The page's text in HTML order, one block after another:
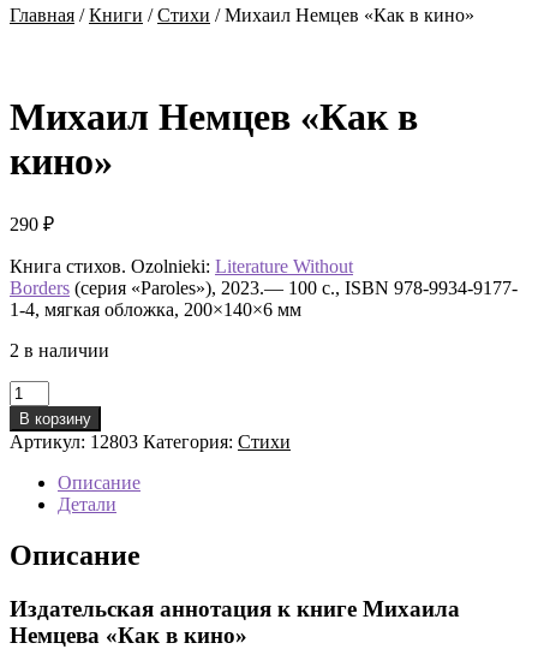
Главная /Книги /Стихи /Михаил Немцев «Как в кино»
Михаил Немцев «Как в
кино»
290 ₽
Книга стихов. Ozolnieki: Literature Without
Borders (серия «Paroles»), 2023.— 100 с., ISBN 978-9934-9177-
1-4, мягкая обложка, 200×140×6 мм
2 в наличии
Количество
товара
Михаил
Немцев
«Как
кино»
В корзину
Артикул: 12803 Категория: Стихи
Описание
Детали
Описание
Издательская аннотация к книге Михаила
Немцева «Как в кино»